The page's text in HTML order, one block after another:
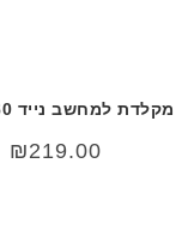
מקלדת למחשב נייד Hp CQ60
₪219.00